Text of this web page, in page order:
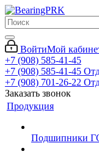
ВойтиМой
+7 (908) 585-41-45
+7 (908) 585-41-45
+7 (908) 701-26-22
Заказать звонок
Продукция
Подшипники